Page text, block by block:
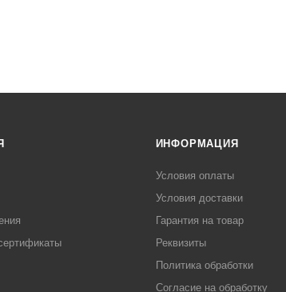
ИНФОРМАЦИЯ
Условия оплаты
Условия доставки
Гарантия на товар
Реквизиты
Политика обработки
Согласие на обработку